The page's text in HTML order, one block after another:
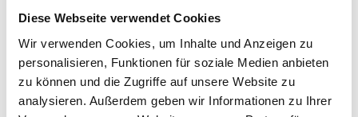
Diese Webseite verwendet Cookies
Wir verwenden Cookies, um Inhalte und Anzeigen zu
personalisieren, Funktionen für soziale Medien anbieten
zu können und die Zugriffe auf unsere Website zu
analysieren. Außerdem geben wir Informationen zu Ihrer
transformative Kraft der Musik. Intensiv und
konzentriert.